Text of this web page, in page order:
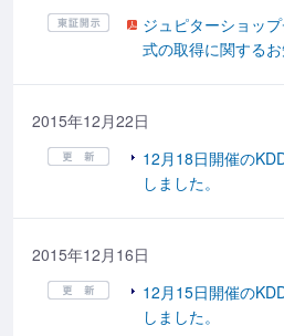
ジュピターショッ
式の取得に関する
2015年12月22日
12月18日開催の
しました。
2015年12月16日
12月15日開催の
しました。